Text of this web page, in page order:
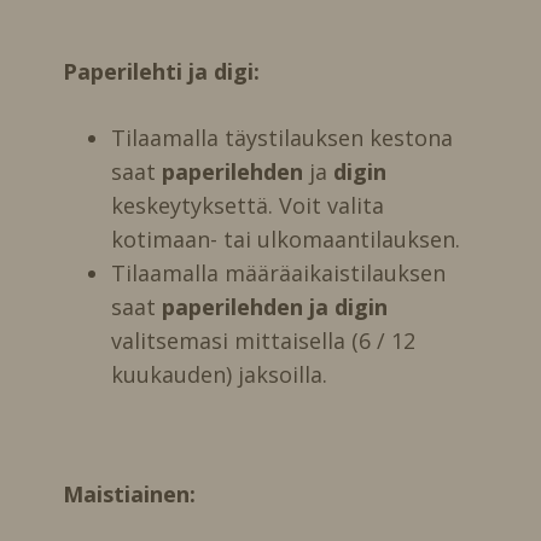
Paperilehti ja digi:
Tilaamalla täystilauksen kestona
saat paperilehden ja digin
keskeytyksettä. Voit valita
kotimaan- tai ulkomaantilauksen.
Tilaamalla määräaikaistilauksen
saat paperilehden ja digin
valitsemasi mittaisella (6 / 12
kuukauden) jaksoilla.
Maistiainen: